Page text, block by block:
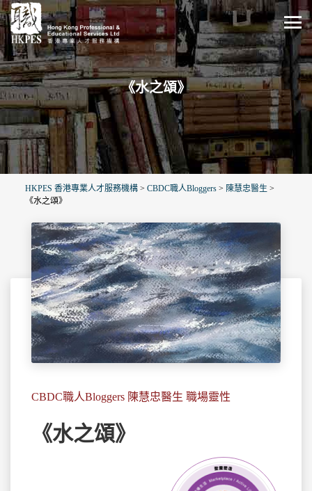
《水之頌》
HKPES 香港專業人才服務機構 > CBDC職人Bloggers > 陳慧忠醫生 >
《水之頌》
CBDC職人Bloggers 陳慧忠醫生 職場靈性
《水之頌》